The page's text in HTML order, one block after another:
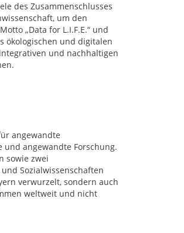
des Zusammenschlusses
um den
„Data for L.I.F.E.“ und
ökologischen und digitalen
und nachhaltigen
angewandte
angewandte Forschung.
sowie zwei
Sozialwissenschaften
verwurzelt, sondern auch
weltweit und nicht